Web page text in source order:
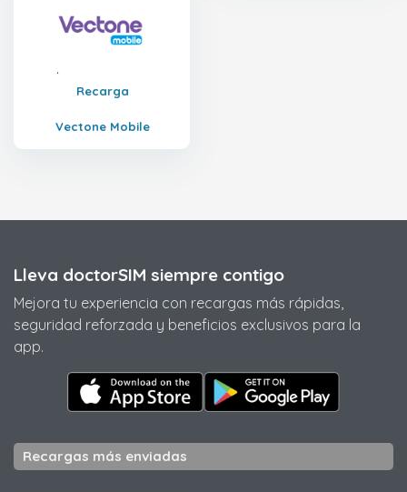
Recarga
Vectone Mobile
Lleva doctorSIM siempre contigo
Mejora tu experiencia con recargas más rápidas,
seguridad reforzada y beneficios exclusivos para la
app.
Recargas más enviadas